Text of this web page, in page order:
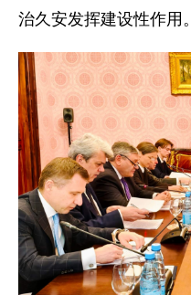
治久安发挥建设性作用。